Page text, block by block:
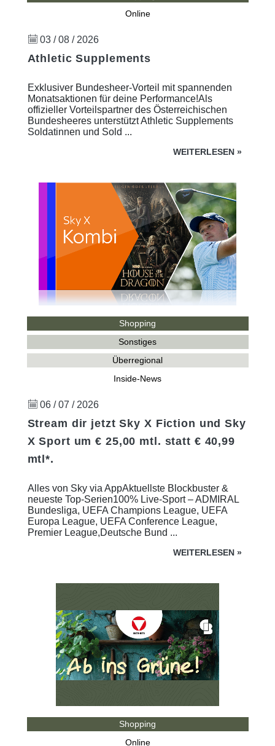
Online
03 / 08 / 2026
Athletic Supplements
Exklusiver Bundesheer-Vorteil mit spannenden
Monatsaktionen für deine Performance!Als
offizieller Vorteilspartner des Österreichischen
Bundesheeres unterstützt Athletic Supplements
Soldatinnen und Sold ...
WEITERLESEN »
Shopping
Sonstiges
Überregional
Inside-News
06 / 07 / 2026
Stream dir jetzt Sky X Fiction und Sky
X Sport um € 25,00 mtl. statt € 40,99
mtl*.
Alles von Sky via AppAktuellste Blockbuster &
neueste Top-Serien100% Live-Sport – ADMIRAL
Bundesliga, UEFA Champions League, UEFA
Europa League, UEFA Conference League,
Premier League,Deutsche Bund ...
WEITERLESEN »
Shopping
Online